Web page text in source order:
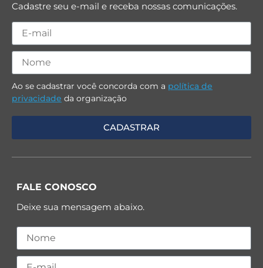
Cadastre seu e-mail e receba nossas comunicações.
Ao se cadastrar você concorda com a política de
privacidade da organização
FALE CONOSCO
Deixe sua mensagem abaixo.